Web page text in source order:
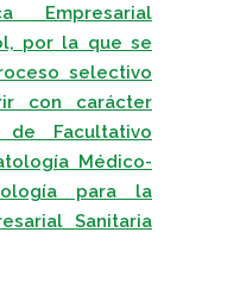
Empresarial
por la que se
selectivo
con carácter
Facultativo
Médico-
para la
Sanitaria